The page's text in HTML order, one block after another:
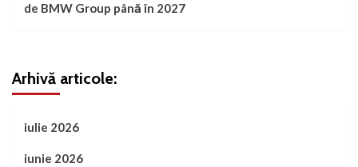
de BMW Group până în 2027
Arhivă articole:
iulie 2026
iunie 2026